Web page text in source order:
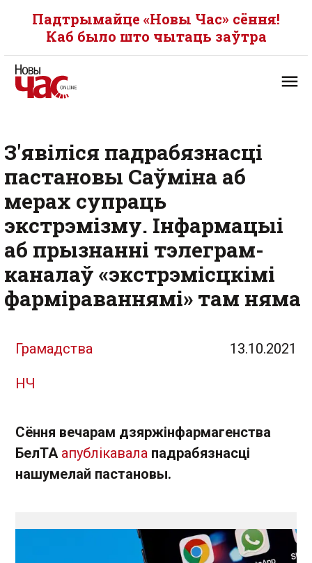
Падтрымайце «Новы Час» сёння!
Каб было што чытаць заўтра
З'явіліся падрабязнасці
пастановы Саўміна аб
мерах супраць
экстрэмізму. Інфармацыі
аб прызнанні тэлеграм-
каналаў «экстрэмісцкімі
фарміраваннямі» там няма
Грамадства 13.10.2021
НЧ
Сёння вечарам дзяржінфармагенства
БелТА апублікавала падрабязнасці
нашумелай пастановы.